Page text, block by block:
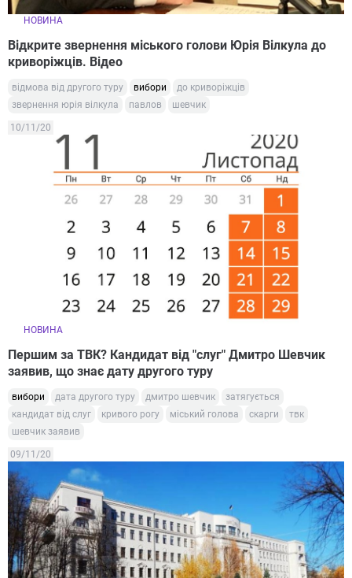
НОВИНА
Відкрите звернення міського голови Юрія Вілкула до
криворіжців. Відео
відмова від другого туру вибори
до криворіжців
звернення юрія вілкула
павлов шевчик
10/11/20
НОВИНА
Першим за ТВК? Кандидат від "слуг" Дмитро Шевчик
заявив, що знає дату другого туру
вибори дата другого туру дмитро шевчик
затягується
кандидат від слуг
кривого рогу міський голова скарги
твк
шевчик заявив
09/11/20